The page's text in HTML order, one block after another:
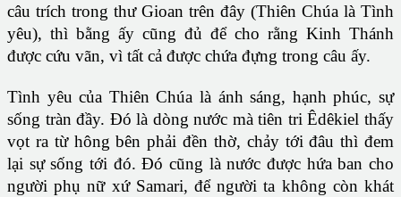
câu trích trong thư Gioan trên đây (Thiên Chúa là Tình
yêu), thì bằng ấy cũng đủ để cho rằng Kinh Thánh
được cứu vãn, vì tất cả được chứa đựng trong câu ấy.
Tình yêu của Thiên Chúa là ánh sáng, hạnh phúc, sự
sống tràn đầy. Đó là dòng nước mà tiên tri Êdêkiel thấy
vọt ra từ hông bên phải đền thờ, chảy tới đâu thì đem
lại sự sống tới đó. Đó cũng là nước được hứa ban cho
người phụ nữ xứ Samari, để người ta không còn khát